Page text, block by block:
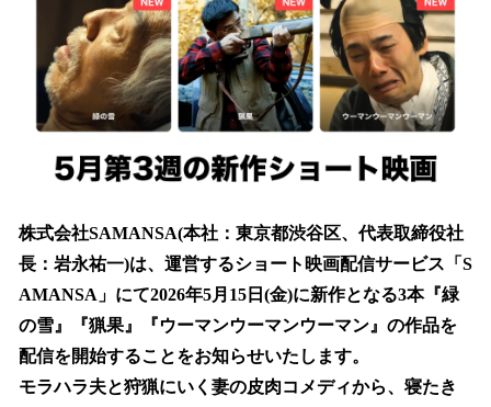
み
中
で
す
株式会社SAMANSA(本社：東京都渋谷区、代表取締役社
長：岩永祐一)は、運営するショート映画配信サービス「S
AMANSA」にて2026年5月15日(金)に新作となる3本『緑
の雪』『猟果』『ウーマンウーマンウーマン』の作品を
配信を開始することをお知らせいたします。
モラハラ夫と狩猟にいく妻の皮肉コメディから、寝たき